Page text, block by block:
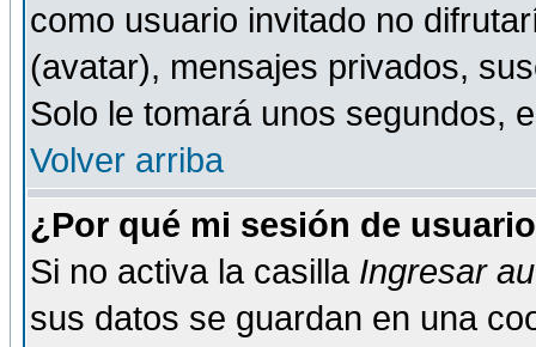
como usuario invitado no
(avatar), mensajes privados,
Solo le tomará unos segundos,
Volver arriba
¿Por qué mi sesión de
Si no activa la casilla Ingresar
sus datos se guardan en una